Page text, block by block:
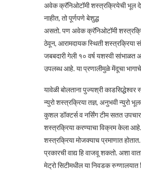
अवेक क्रॅनिओटॉमी शस्त्रक्रियेची भूल
नाहीत, तो पूर्णपणे बेशुद्ध
असतो. पण अवेक क्रॅनिओटॉमी
ठेवून, आरामदायक स्थिती शस्त्रक्रिया
जबबदारी गेली १० वर्ष यशस्वी सांभाळत
उपलब्ध आहे. या प्रणालीमुळे मेंदूचा
यावेळी बोलताना पुज्यश्री
न्युरो शस्त्रक्रिया तज्ञ, अनुभवी न्युरो
कुशल डॉक्टर्स व नर्सिंग टीम सतत
शस्त्रक्रिया करण्याचा विक्रम केला
शस्त्रक्रिया मोजक्याच प्रमाणात
प्रकारची वाद्य हि वाजवू शकतो. अशा
मेट्रो सिटीमधील या निवडक रुग्णालयात